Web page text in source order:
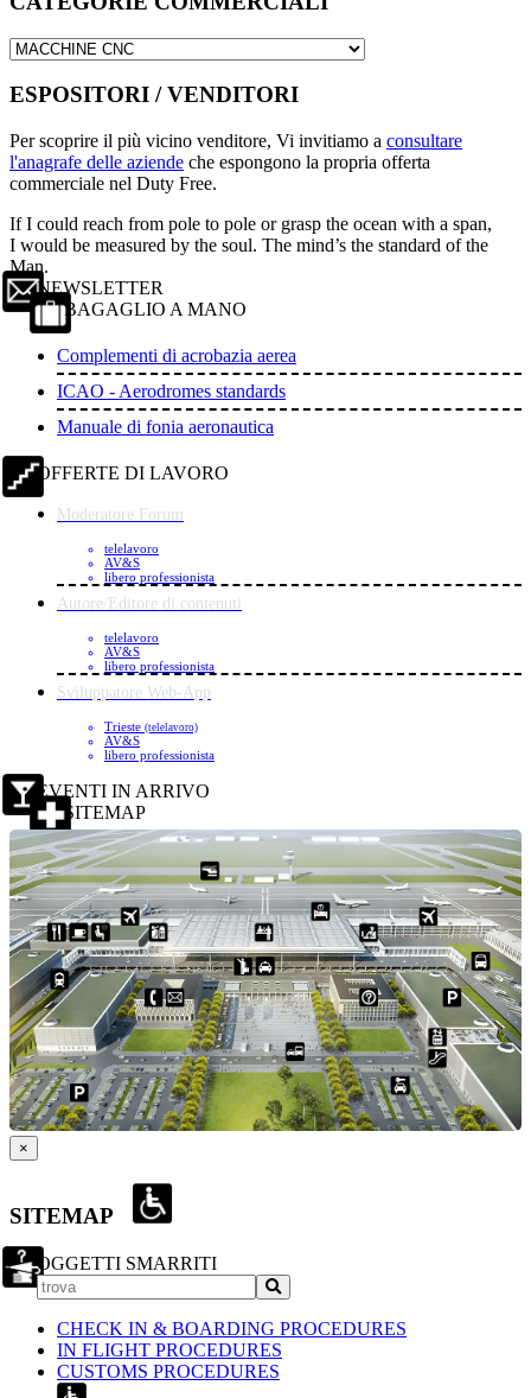
ESPOSITORI / VENDITORI
Per scoprire il più vicino venditore, Vi invitiamo a consultare
l'anagrafe delle aziende che espongono la propria offerta
commerciale nel Duty Free.
If I could reach from pole to pole or grasp the ocean with a span,
I would be measured by the soul. The mind’s the standard of the
Man.
NEWSLETTER
BAGAGLIO A MANO
Complementi di acrobazia aerea
ICAO - Aerodromes standards
Manuale di fonia aeronautica
OFFERTE DI LAVORO
Moderatore Forum
telelavoro
AV&S
libero professionista
Autore/Editore di contenuti
telelavoro
AV&S
libero professionista
Sviluppatore Web-App
Trieste (telelavoro)
AV&S
libero professionista
EVENTI IN ARRIVO
SITEMAP
×
SITEMAP
OGGETTI SMARRITI
CHECK IN & BOARDING PROCEDURES
IN FLIGHT PROCEDURES
CUSTOMS PROCEDURES